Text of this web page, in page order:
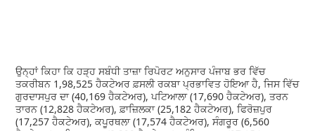
ਉਨ੍ਹਾਂ ਕਿਹਾ ਕਿ ਹੜ੍ਹ ਸਬੰਧੀ ਤਾਜ਼ਾ ਰਿਪੋਰਟ ਅਨੁਸਾਰ ਪੰਜਾਬ ਭਰ ਵਿੱਚ
ਤਕਰੀਬਨ 1,98,525 ਹੈਕਟੇਅਰ ਫ਼ਸਲੀ ਰਕਬਾ ਪ੍ਰਭਾਵਿਤ ਹੋਇਆ ਹੈ, ਜਿਸ ਵਿੱਚ
ਗੁਰਦਾਸਪੁਰ ਦਾ (40,169 ਹੈਕਟੇਅਰ), ਪਟਿਆਲਾ (17,690 ਹੈਕਟੇਅਰ), ਤਰਨ
ਤਾਰਨ (12,828 ਹੈਕਟੇਅਰ), ਫ਼ਾਜ਼ਿਲਕਾ (25,182 ਹੈਕਟੇਅਰ), ਫਿਰੋਜ਼ਪੁਰ
(17,257 ਹੈਕਟੇਅਰ), ਕਪੂਰਥਲਾ (17,574 ਹੈਕਟੇਅਰ), ਸੰਗਰੂਰ (6,560